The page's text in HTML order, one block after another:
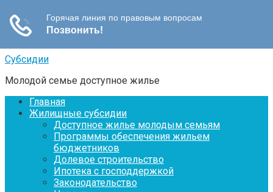
Перейти
контенту
Субсидии
Молодой семье доступное жилье
Главная
Жилищные субсидии
Доступное жилье молодым семьям
Программы обеспечения жильем
бюджетников
Долевое строительство
Ипотека с господдержкой
Законодательство